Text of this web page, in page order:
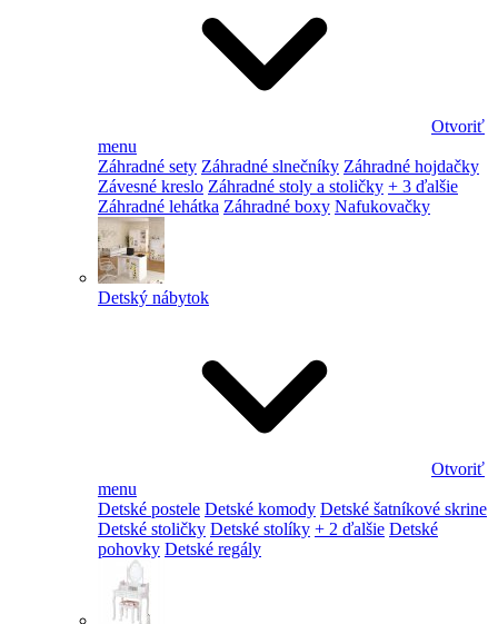
Otvoriť
menu
Záhradné sety Záhradné slnečníky Záhradné hojdačky
Závesné kreslo Záhradné stoly a stoličky + 3 ďalšie
Záhradné lehátka Záhradné boxy Nafukovačky
Detský nábytok
Otvoriť
menu
Detské postele Detské komody Detské šatníkové skrine
Detské stoličky Detské stolíky + 2 ďalšie Detské
pohovky Detské regály